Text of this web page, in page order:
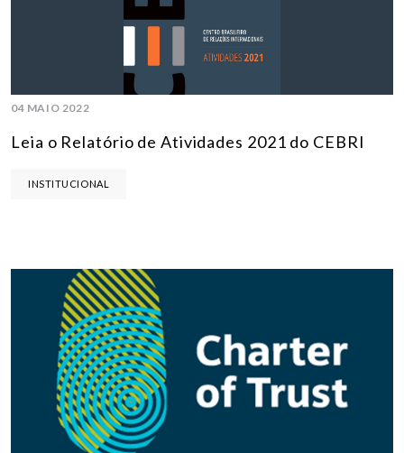
04 MAIO 2022
Leia o Relatório de Atividades 2021 do CEBRI
INSTITUCIONAL